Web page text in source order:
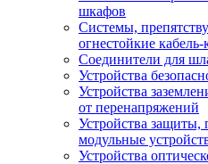
шкафов
Системы,
огнестойкие
Соединители для
Устройства
Устройства
от перенапряжений
Устройства защиты,
модульные
Устройства